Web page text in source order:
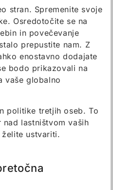
stran. Spremenite svoje
Osredotočite se na
in povečevanje
prepustite nam. Z
enostavno dodajate
bodo prikazovali na
vaše globalno
politike tretjih oseb. To
lastništvom vaših
ustvariti.